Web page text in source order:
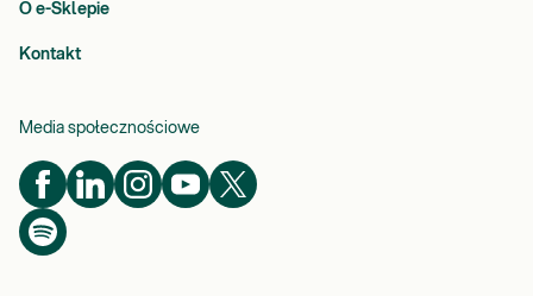
O e-Sklepie
Kontakt
Media społecznościowe